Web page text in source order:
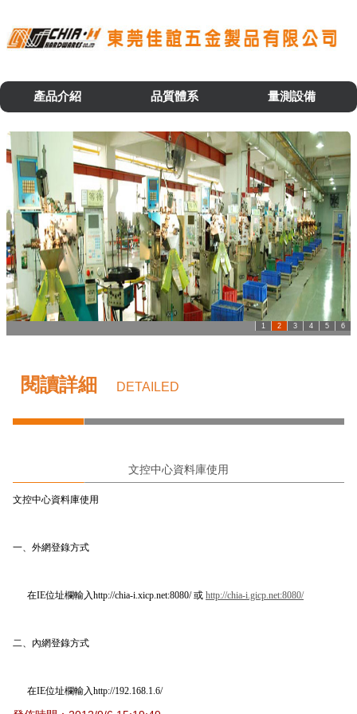
產品介紹 品質體系 量測設備
1 2 3 4 5 6
閱讀詳細 DETAILED
文控中心資料庫使用
文控中心資料庫使用
一、外網登錄方式
在IE位址欄輸入http://chia-i.xicp.net:8080/ 或 http://chia-i.gicp.net:8080/
二、內網登錄方式
在IE位址欄輸入http://192.168.1.6/